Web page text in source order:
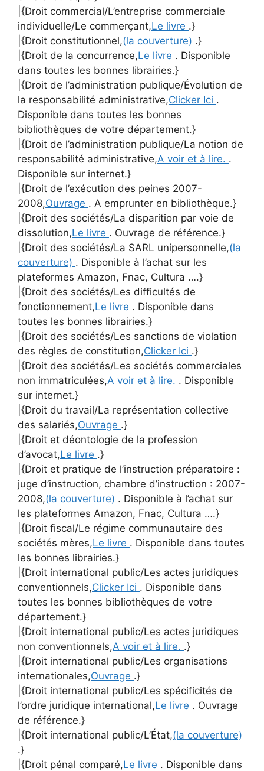
|{Droit commercial/L’entreprise commerciale
individuelle/Le commerçant,Le livre .}
|{Droit constitutionnel,(la couverture) .}
|{Droit de la concurrence,Le livre . Disponible
dans toutes les bonnes librairies.}
|{Droit de l’administration publique/Évolution de
la responsabilité administrative,Clicker Ici .
Disponible dans toutes les bonnes
bibliothèques de votre département.}
|{Droit de l’administration publique/La notion de
responsabilité administrative,A voir et à lire. .
Disponible sur internet.}
|{Droit de l’exécution des peines 2007-
2008,Ouvrage . A emprunter en bibliothèque.}
|{Droit des sociétés/La disparition par voie de
dissolution,Le livre . Ouvrage de référence.}
|{Droit des sociétés/La SARL unipersonnelle,(la
couverture) . Disponible à l’achat sur les
plateformes Amazon, Fnac, Cultura ….}
|{Droit des sociétés/Les difficultés de
fonctionnement,Le livre . Disponible dans
toutes les bonnes librairies.}
|{Droit des sociétés/Les sanctions de violation
des règles de constitution,Clicker Ici .}
|{Droit des sociétés/Les sociétés commerciales
non immatriculées,A voir et à lire. . Disponible
sur internet.}
|{Droit du travail/La représentation collective
des salariés,Ouvrage .}
|{Droit et déontologie de la profession
d’avocat,Le livre .}
|{Droit et pratique de l’instruction préparatoire :
juge d’instruction, chambre d’instruction : 2007-
2008,(la couverture) . Disponible à l’achat sur
les plateformes Amazon, Fnac, Cultura ….}
|{Droit fiscal/Le régime communautaire des
sociétés mères,Le livre . Disponible dans toutes
les bonnes librairies.}
|{Droit international public/Les actes juridiques
conventionnels,Clicker Ici . Disponible dans
toutes les bonnes bibliothèques de votre
département.}
|{Droit international public/Les actes juridiques
non conventionnels,A voir et à lire. .}
|{Droit international public/Les organisations
internationales,Ouvrage .}
|{Droit international public/Les spécificités de
l’ordre juridique international,Le livre . Ouvrage
de référence.}
|{Droit international public/L’État,(la couverture)
.}
|{Droit pénal comparé,Le livre . Disponible dans